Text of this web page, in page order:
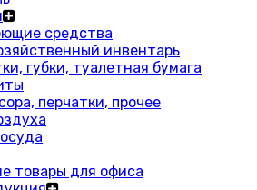
средства
инвентарь
губки, туалетная бумага
перчатки, прочее
товары для офиса